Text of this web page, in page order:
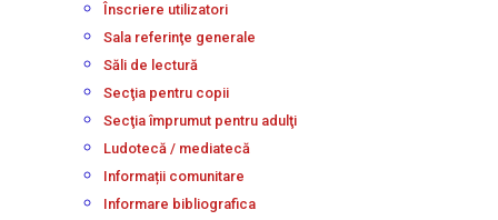
Înscriere utilizatori
Sala referinţe generale
Săli de lectură
Secţia pentru copii
Secţia împrumut pentru adulţi
Ludotecă / mediatecă
Informații comunitare
Informare bibliografica